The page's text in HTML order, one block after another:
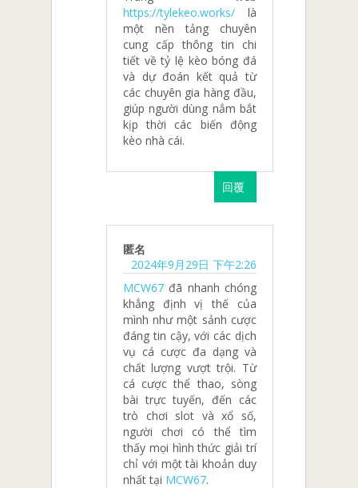
https://tylekeo.works/ là
một nền tảng chuyên
cung cấp thông tin chi
tiết về tỷ lệ kèo bóng đá
và dự đoán kết quả từ
các chuyên gia hàng đầu,
giúp người dùng nắm bắt
kịp thời các biến động
kèo nhà cái.
回覆
匿名
2024年9月29日 下午2:26
MCW67 đã nhanh chóng
khẳng định vị thế của
mình như một sảnh cược
đáng tin cậy, với các dịch
vụ cá cược đa dạng và
chất lượng vượt trội. Từ
cá cược thể thao, sòng
bài trực tuyến, đến các
trò chơi slot và xổ số,
người chơi có thể tìm
thấy mọi hình thức giải trí
chỉ với một tài khoản duy
nhất tại MCW67.